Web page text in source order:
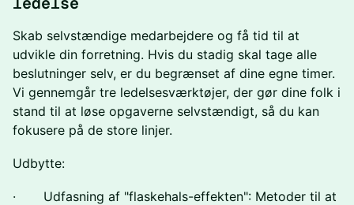
Skab selvstændige medarbejdere og få tid til at
udvikle din forretning. Hvis du stadig skal tage alle
beslutninger selv, er du begrænset af dine egne timer.
Vi gennemgår tre ledelsesværktøjer, der gør dine folk i
stand til at løse opgaverne selvstændigt, så du kan
fokusere på de store linjer.
Udbytte:
· Udfasning af "flaskehals-effekten": Metoder til at